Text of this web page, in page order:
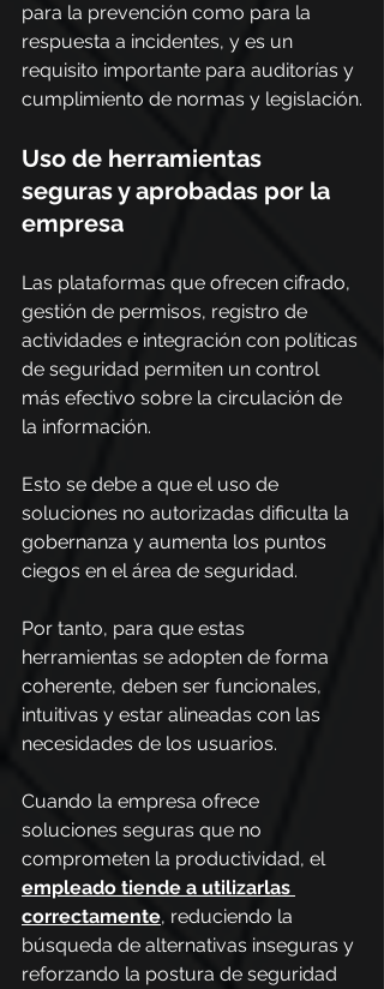
para la prevención como para la
respuesta a incidentes, y es un
requisito importante para auditorías y
cumplimiento de normas y legislación.
Uso de herramientas
seguras y aprobadas por la
empresa
Las plataformas que ofrecen cifrado,
gestión de permisos, registro de
actividades e integración con políticas
de seguridad permiten un control
más efectivo sobre la circulación de
la información.
Esto se debe a que el uso de
soluciones no autorizadas dificulta la
gobernanza y aumenta los puntos
ciegos en el área de seguridad.
Por tanto, para que estas
herramientas se adopten de forma
coherente, deben ser funcionales,
intuitivas y estar alineadas con las
necesidades de los usuarios.
Cuando la empresa ofrece
soluciones seguras que no
comprometen la productividad, el
empleado tiende a utilizarlas
correctamente, reduciendo la
búsqueda de alternativas inseguras y
reforzando la postura de seguridad